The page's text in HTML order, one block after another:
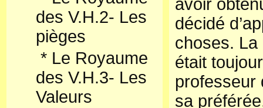
des V.H.2- Les
pièges
* Le Royaume
des V.H.3- Les
Valeurs
avoir
décidé
choses. La
était
professeur
sa